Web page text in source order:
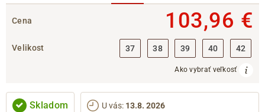
Cena 103,96 €
Velikost 37 38 39 40 42
Ako vybrať veľkosť
Skladom U vás: 13.8. 2026